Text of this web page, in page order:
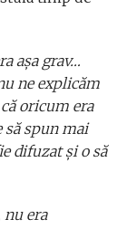
așa grav…
ne explicăm
oricum era
spun mai
difuzat și o să
nu era